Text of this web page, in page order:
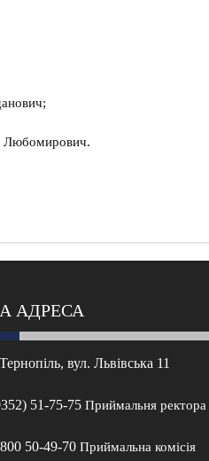
Любомирович.
АДРЕСА
вул. Львівська 11
51-75-75 Приймальня ректора
50-49-70 Приймальна комісія